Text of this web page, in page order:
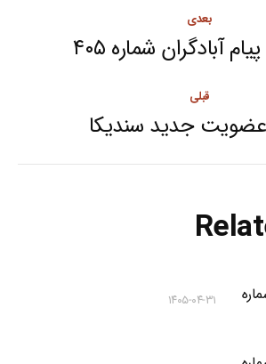
قبلی
Previous
جدید سندیکا
بعدی
Next
آبادگران شماره ۴۰۵
۱۴۰۵-۰۴-۳۱